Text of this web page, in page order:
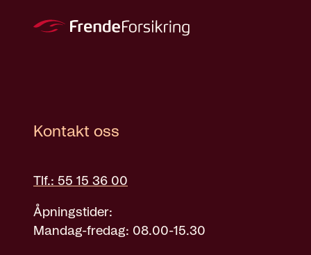
Kontakt oss
Tlf.: 55 15 36 00
Åpningstider:
Mandag-fredag: 08.00-15.30